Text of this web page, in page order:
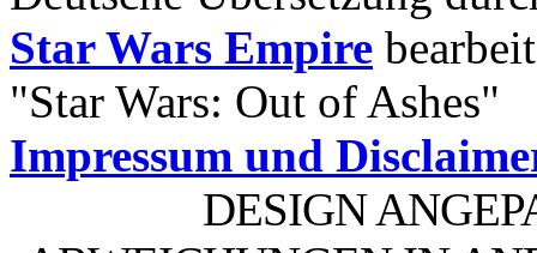
Star Wars Empire
"Star Wars: Out of Ashes"
Impressum und
DESIGN